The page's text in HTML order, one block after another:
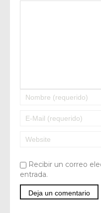
Recibir un correo
entrada.